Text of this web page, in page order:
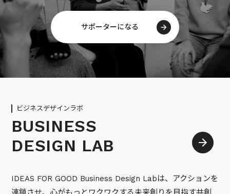
サポーターになる
ビジネスデザインラボ
BUSINESS
DESIGN LAB
IDEAS FOR GOOD Business Design Labは、アクションを